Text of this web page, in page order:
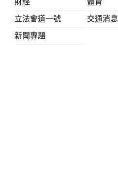
立法會道一號
交通消息
新聞專題